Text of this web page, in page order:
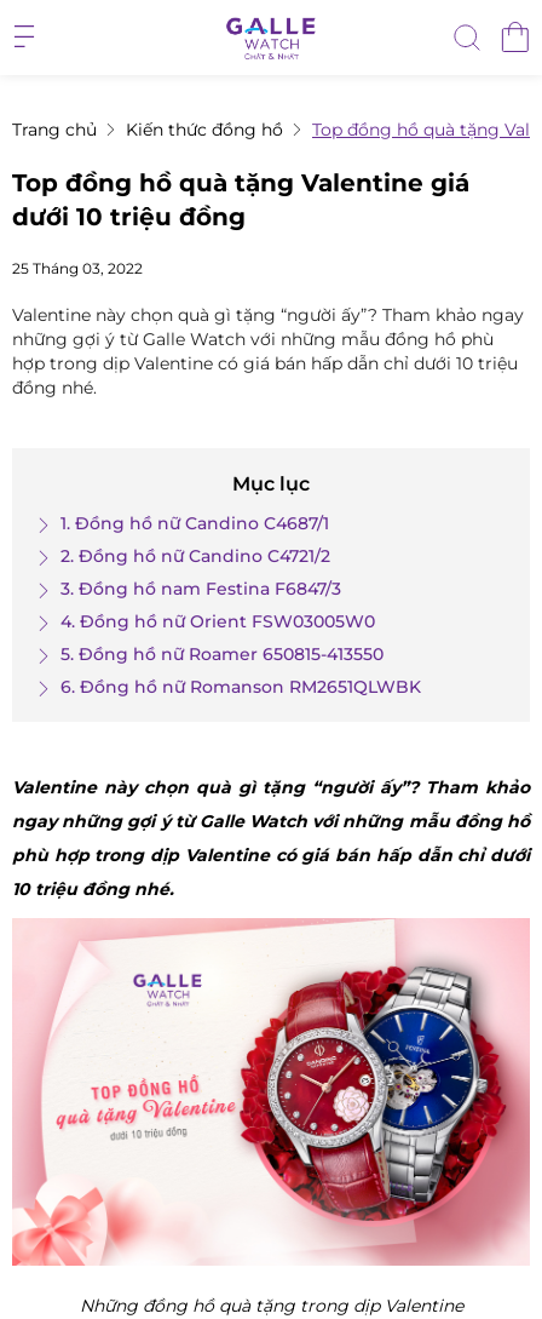
Trang chủ Kiến thức đồng hồ Top đồng hồ quà tặng
Top đồng hồ quà tặng Valentine giá
dưới 10 triệu đồng
25 Tháng 03, 2022
Valentine này chọn quà gì tặng “người ấy”? Tham khảo ngay
những gợi ý từ Galle Watch với những mẫu đồng hồ phù
hợp trong dịp Valentine có giá bán hấp dẫn chỉ dưới 10 triệu
đồng nhé.
Mục lục
1. Đồng hồ nữ Candino C4687/1
2. Đồng hồ nữ Candino C4721/2
3. Đồng hồ nam Festina F6847/3
4. Đồng hồ nữ Orient FSW03005W0
5. Đồng hồ nữ Roamer 650815-413550
6. Đồng hồ nữ Romanson RM2651QLWBK
Valentine này chọn quà gì tặng “người ấy”? Tham khảo
ngay những gợi ý từ Galle Watch với những mẫu đồng hồ
phù hợp trong dịp Valentine có giá bán hấp dẫn chỉ dưới
10 triệu đồng nhé.
Những đồng hồ quà tặng trong dịp Valentine